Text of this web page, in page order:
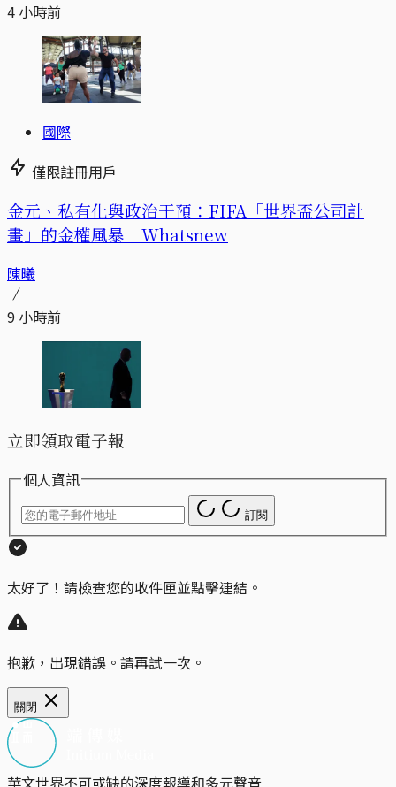
4 小時前
國際
僅限註冊用戶
金元、私有化與政治干預：FIFA「世界盃公司計
畫」的金權風暴｜Whatsnew
陳曦
9 小時前
立即領取電子報
個人資訊
訂閱
太好了！請檢查您的收件匣並點擊連結。
抱歉，出現錯誤。請再試一次。
關閉
華文世界不可或缺的深度報導和多元聲音